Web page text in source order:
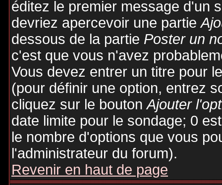
éditez le premier message d'un
devriez apercevoir une partie
dessous de la partiePoster un
c'est que vous n'avez
Vous devez entrer un titre pour
(pour définir une option, entrez
cliquez sur le boutonAjouter
date limite pour le sondage; 0
le nombre d'options que vous
l'administrateur du forum).
Revenir en haut de page